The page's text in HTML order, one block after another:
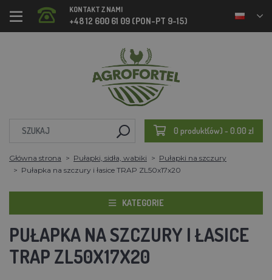
KONTAKT Z NAMI
+48 12 600 61 09 (PON-PT 9-15)
0 produkt(ów) - 0.00 zl
Główna strona Pułapki, sidła, wabiki
Pułapki na szczury
Pułapka na szczury i łasice TRAP ZL50x17x20
KATEGORIE
PUŁAPKA NA SZCZURY I ŁASICE
TRAP ZL50X17X20